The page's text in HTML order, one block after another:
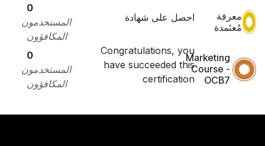
معرفة
مُعتَمدة
احصل على شهادة
0
المستخدمون
المكافؤون
Marketing
Course -
OCB7
Congratulations, you
have succeeded this
certification
0
المستخدمون
المكافؤون